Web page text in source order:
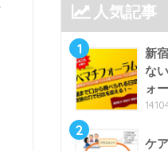
人気記事
1
新
な
ォ
2
ケ